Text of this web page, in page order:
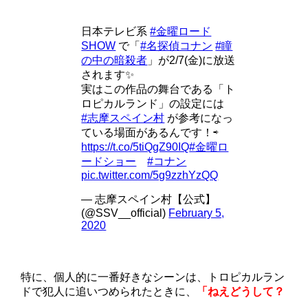
日本テレビ系#金曜ロード
SHOW で「#名探偵コナン #瞳
の中の暗殺者 」が2/7(金)に放送
されます✨
実はこの作品の舞台である「ト
ロピカルランド」の設定には
#志摩スペイン村 が参考になっ
ている場面があるんです！⇨
https://t.co/5tiQgZ90IQ#金曜ロ
ードショー
#コナン
pic.twitter.com/5g9zzhYzQQ
— 志摩スペイン村【公式】
(@SSV__official) February 5,
2020
特に、個人的に一番好きなシーンは、トロピカルラン
ドで犯人に追いつめられたときに、
「ねえどうして？